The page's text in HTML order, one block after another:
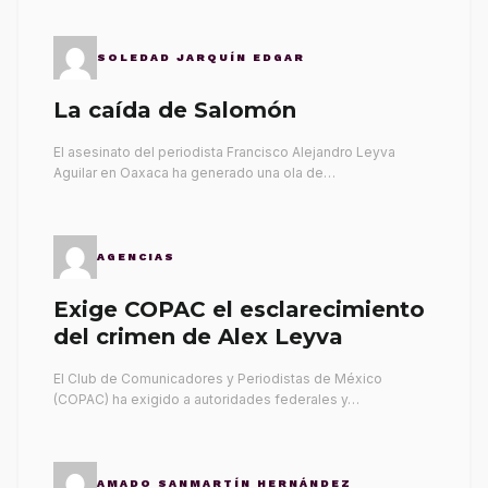
SOLEDAD JARQUÍN EDGAR
La caída de Salomón
El asesinato del periodista Francisco Alejandro Leyva
Aguilar en Oaxaca ha generado una ola de…
AGENCIAS
Exige COPAC el esclarecimiento
del crimen de Alex Leyva
El Club de Comunicadores y Periodistas de México
(COPAC) ha exigido a autoridades federales y…
AMADO SANMARTÍN HERNÁNDEZ